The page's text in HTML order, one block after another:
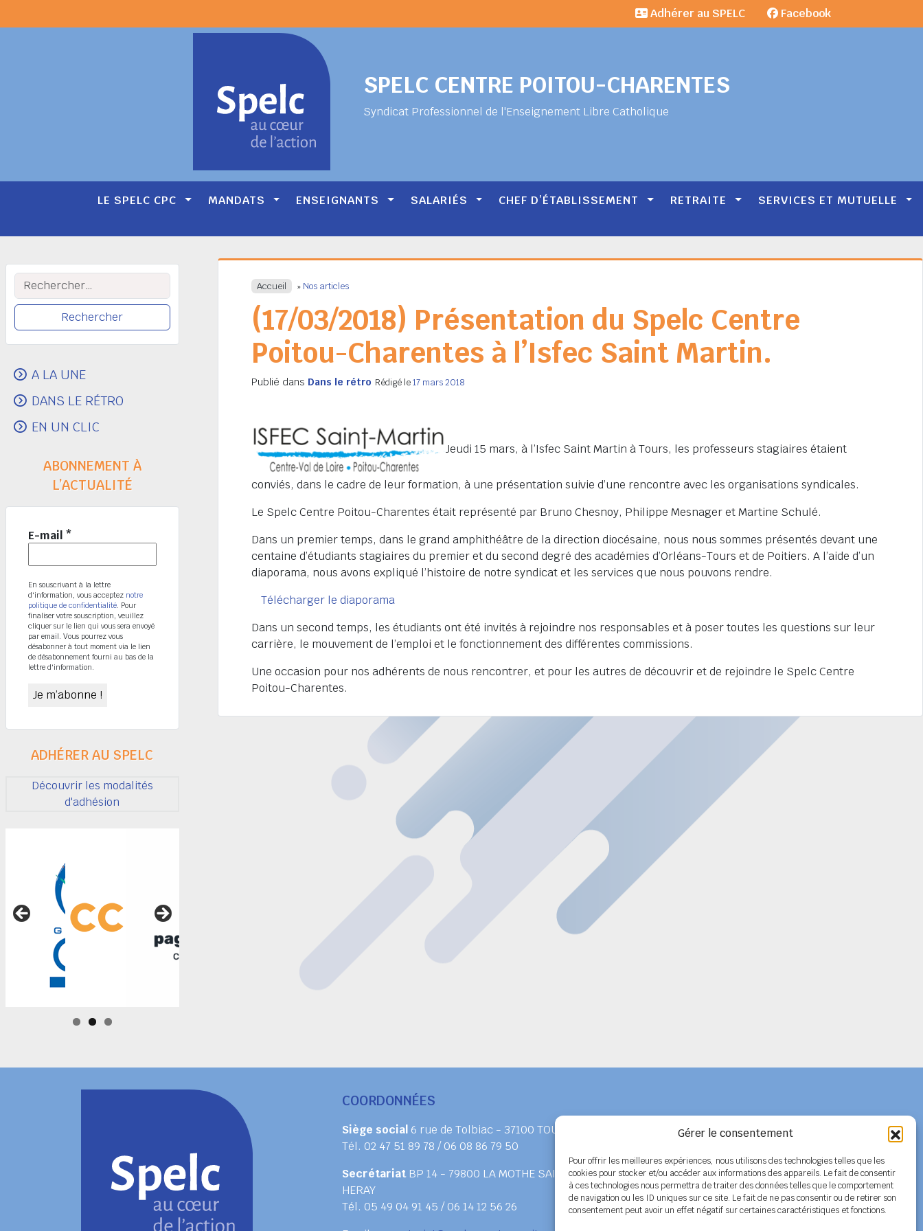
Gérer le consentement
Pour offrir les meilleures expériences, nous utilisons des technologies telles que les
cookies pour stocker et/ou accéder aux informations des appareils. Le fait de consentir
à ces technologies nous permettra de traiter des données telles que le comportement
de navigation ou les ID uniques sur ce site. Le fait de ne pas consentir ou de retirer son
consentement peut avoir un effet négatif sur certaines caractéristiques et fonctions.
SPELC CENTRE POITOU-CHARENTES
Syndicat Professionnel de l'Enseignement Libre Catholique
Adhérer au SPELC Facebook
LE SPELC CPC MANDATS ENSEIGNANTS SALARIÉS CHEF D’ÉTABLISSEMENT RETRAITE SERVICES ET MUTUELLE
Accueil » Nos articles
(17/03/2018) Présentation du Spelc Centre
Poitou-Charentes à l’Isfec Saint Martin.
Publié dans Dans le rétro Rédigé le17 mars 2018
Jeudi 15 mars, à l’Isfec Saint Martin à Tours, les professeurs stagiaires étaient
conviés, dans le cadre de leur formation, à une présentation suivie d’une rencontre avec les organisations syndicales.
Le Spelc Centre Poitou-Charentes était représenté par Bruno Chesnoy, Philippe Mesnager et Martine Schulé.
Dans un premier temps, dans le grand amphithéâtre de la direction diocésaine, nous nous sommes présentés devant une
centaine d’étudiants stagiaires du premier et du second degré des académies d’Orléans-Tours et de Poitiers. A l’aide d’un
diaporama, nous avons expliqué l’histoire de notre syndicat et les services que nous pouvons rendre.
Télécharger le diaporama
Dans un second temps, les étudiants ont été invités à rejoindre nos responsables et à poser toutes les questions sur leur
carrière, le mouvement de l’emploi et le fonctionnement des différentes commissions.
Une occasion pour nos adhérents de nous rencontrer, et pour les autres de découvrir et de rejoindre le Spelc Centre
Poitou-Charentes.
Rechercher :
A LA UNE
DANS LE RÉTRO
EN UN CLIC
ABONNEMENT À
L’ACTUALITÉ
E-mail *
En souscrivant à la lettre
d'information, vous acceptez notre
politique de confidentialité . Pour
finaliser votre souscription, veuillez
cliquer sur le lien qui vous sera envoyé
par email. Vous pourrez vous
désabonner à tout moment via le lien
de désabonnement fourni au bas de la
lettre d'information.
ADHÉRER AU SPELC
Découvrir les modalités
d'adhésion
COORDONNÉES
Siège social 6 rue de Tolbiac - 37100 TOURS
Tél. 02 47 51 89 78 / 06 08 86 79 50
SecrétariatBP 14 - 79800 LA MOTHE SAINT
HERAY
Tél. 05 49 04 91 45 / 06 14 12 56 26
Adhérer au SPELC
Facebook
Nos articles